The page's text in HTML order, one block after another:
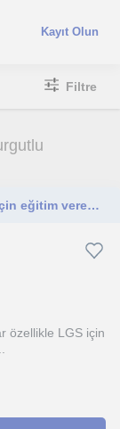
Kayıt Olun
Filtre
LGS, TYT, AYT, KPSS, DGS , ALES sınavları için eğitim veren bir matematik öğretmeni
özellikle LGS için